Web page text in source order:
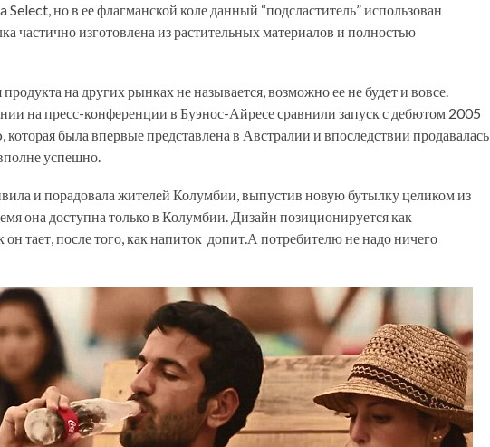
но в ее флагманской коле данный “подсластитель” использован
частично изготовлена из растительных материалов и полностью
на других рынках не называется, возможно ее не будет и вовсе.
на пресс-конференции в Буэнос-Айресе сравнили запуск с дебютом 2005
была впервые представлена в Австралии и впоследствии продавалась
успешно.
и порадовала жителей Колумбии, выпустив новую бутылку целиком из
она доступна только в Колумбии. Дизайн позиционируется как
он тает, после того, как напиток допит.А потребителю не надо ничего